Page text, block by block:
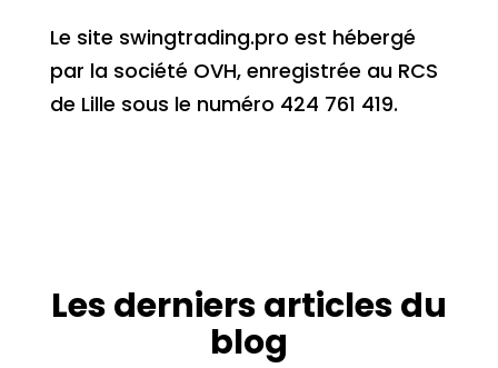
Le site swingtrading.pro est hébergé
par la société OVH, enregistrée au RCS
de Lille sous le numéro 424 761 419.
Les derniers articles du
blog